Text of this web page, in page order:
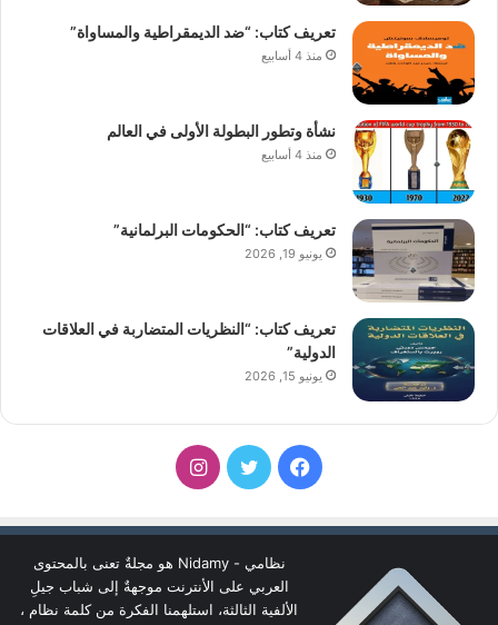
تعريف كتاب: “ضد الديمقراطية والمساواة”
منذ 4 أسابيع
نشأة وتطور البطولة الأولى في العالم
منذ 4 أسابيع
تعريف كتاب: “الحكومات البرلمانية”
يونيو 19, 2026
تعريف كتاب: “النظريات المتضاربة في العلاقات
الدولية”
يونيو 15, 2026
فيسبوكتويتر انستقرام
نظامي - Nidamy هو مجلةٌ تعنى بالمحتوى
العربي على الأنترنت موجهةٌ إلى شباب جيلِ
الألفية الثالثة، استلهمنا الفكرة من كلمة نظام ،